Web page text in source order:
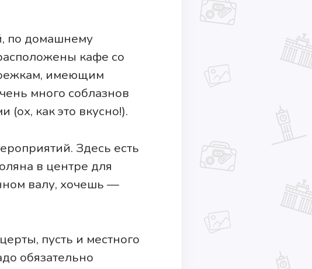
по домашнему
кафе со
имеющим
много соблазнов
(ох, как это вкусно!).
Здесь есть
в центре для
валу, хочешь —
пусть и местного
обязательно